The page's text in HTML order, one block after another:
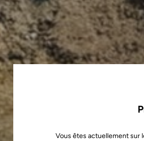
Vous êtes actuellement sur